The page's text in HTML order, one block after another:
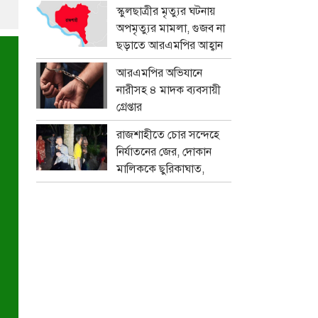
স্কুলছাত্রীর মৃত্যুর ঘটনায়
অপমৃত্যুর মামলা, গুজব না
ছড়াতে আরএমপির আহ্বান
আরএমপির অভিযানে
নারীসহ ৪ মাদক ব্যবসায়ী
গ্রেপ্তার
রাজশাহীতে চোর সন্দেহে
নির্যাতনের জের, দোকান
মালিককে ছুরিকাঘাত,
মামলা